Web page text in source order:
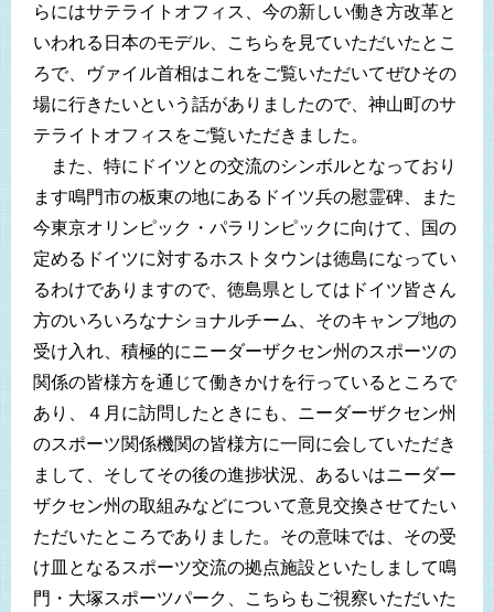
らにはサテライトオフィス、今の新しい働き方改革と
いわれる日本のモデル、こちらを見ていただいたとこ
ろで、ヴァイル首相はこれをご覧いただいてぜひその
場に行きたいという話がありましたので、神山町のサ
テライトオフィスをご覧いただきました。
また、特にドイツとの交流のシンボルとなっており
ます鳴門市の板東の地にあるドイツ兵の慰霊碑、また
今東京オリンピック・パラリンピックに向けて、国の
定めるドイツに対するホストタウンは徳島になってい
るわけでありますので、徳島県としてはドイツ皆さん
方のいろいろなナショナルチーム、そのキャンプ地の
受け入れ、積極的にニーダーザクセン州のスポーツの
関係の皆様方を通じて働きかけを行っているところで
あり、４月に訪問したときにも、ニーダーザクセン州
のスポーツ関係機関の皆様方に一同に会していただき
まして、そしてその後の進捗状況、あるいはニーダー
ザクセン州の取組みなどについて意見交換させてたい
ただいたところでありました。その意味では、その受
け皿となるスポーツ交流の拠点施設といたしまして鳴
門・大塚スポーツパーク、こちらもご視察いただいた